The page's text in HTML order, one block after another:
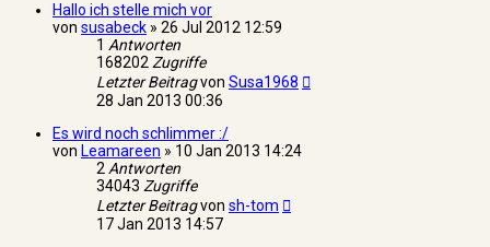
Hallo ich stelle mich vor
von susabeck » 26 Jul 2012 12:59
1 Antworten
168202Zugriffe
Letzter Beitragvon Susa1968
28 Jan 2013 00:36
Es wird noch schlimmer :/
von Leamareen » 10 Jan 2013 14:24
2Antworten
34043 Zugriffe
Letzter Beitragvon sh-tom
17 Jan 2013 14:57